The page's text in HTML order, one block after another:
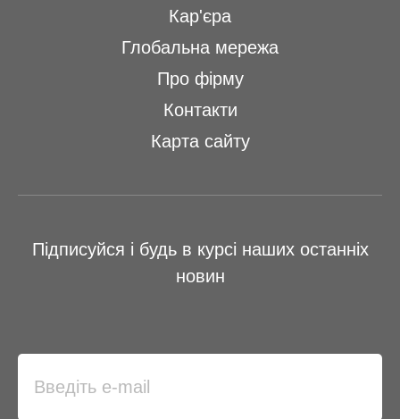
Кар'єра
Глобальна мережа
Про фірму
Контакти
Карта сайту
Підписуйся і будь в курсі наших останніх
новин